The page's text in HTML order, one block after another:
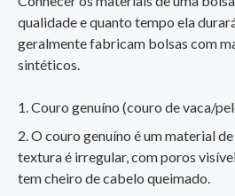
qualidade e quanto tempo ela
geralmente fabricam bolsas com
sintéticos.
Couro genuíno (couro de vaca/
O couro genuíno é um material
textura é irregular, com poros
tem cheiro de cabelo queimado.